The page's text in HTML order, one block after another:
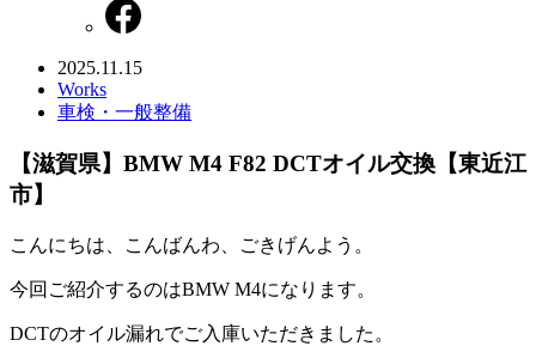
2025.11.15
Works
車検・一般整備
【滋賀県】BMW M4 F82 DCTオイル交換【東近江
市】
こんにちは、こんばんわ、ごきげんよう。
今回ご紹介するのはBMW M4になります。
DCTのオイル漏れでご入庫いただきました。